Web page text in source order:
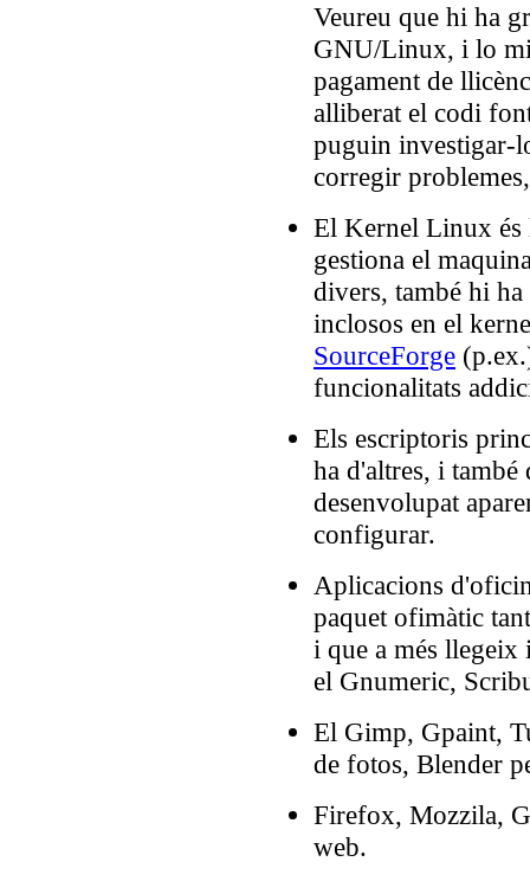
Veureu que hi ha
GNU/Linux, i lo
pagament de
alliberat el codi
puguin investigar-
corregir
El Kernel Linux és
gestiona el
divers, també hi
inclosos en el
SourceForge
funcionalitats
Els escriptoris
ha d'altres, i també
desenvolupat
configurar.
Aplicacions
paquet ofimàtic
i que a més
el Gnumeric,
El Gimp, Gpaint,
de fotos, Blender
Firefox, Mozzila,
web.